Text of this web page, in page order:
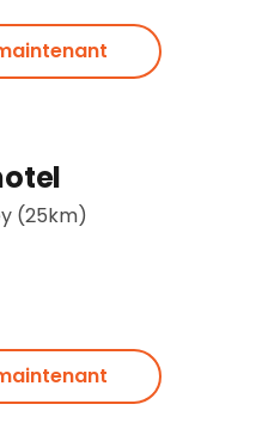
(25km)